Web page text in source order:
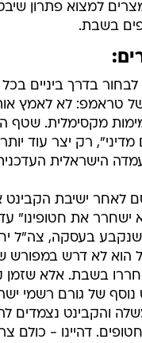
למצוא פתרון
בשבת.
לבחור בדרך ביניים בכל
טראמפ: לא לאמץ
מקסימלית. שטף
מדיני", רק יצר עוד
הישראלית
לאחר ישיבת הקבינט
את חטופינו"
שנקבע בעסקה, צה"ל
הוא לא דרש במפורש
בשבת. אלא
נוסף של גורם רשמי
והקבינט נצמדים
דהיינו - כולם